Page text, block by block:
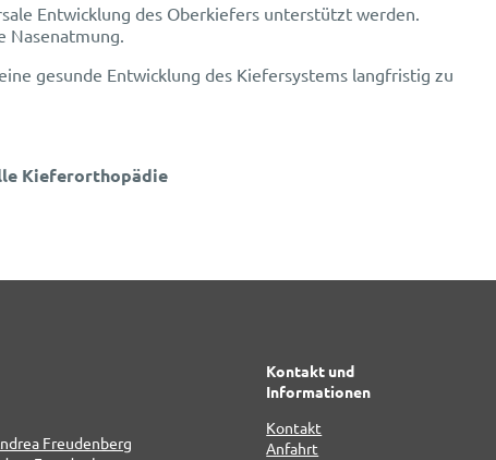
Entwicklung des Oberkiefers unterstützt werden.
gesunde Entwicklung des Kiefersystems langfristig zu
Kieferorthopädie
Kontakt und
Informationen
Kontakt
Anfahrt